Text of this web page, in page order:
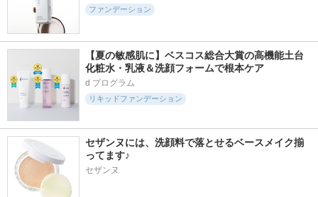
ファンデーション
【夏の敏感肌に】ベスコス総合大賞の高機能土台
化粧水・乳液＆洗顔フォームで根本ケア
d プログラム
リキッドファンデーション
セザンヌには、洗顔料で落とせるベースメイク揃
ってます♪
セザンヌ